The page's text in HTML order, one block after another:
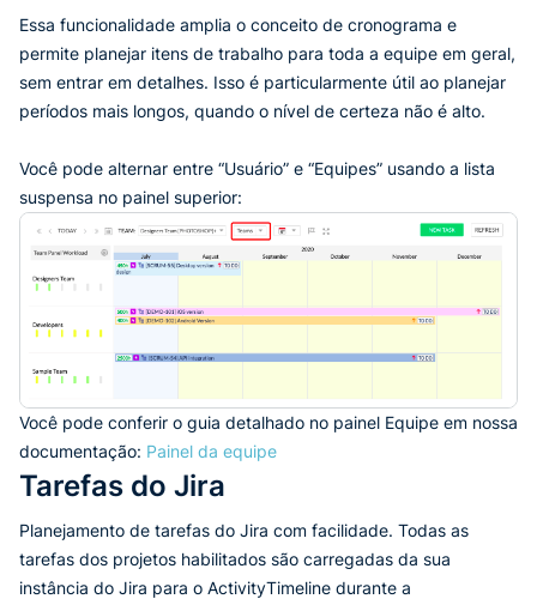
Essa funcionalidade amplia o conceito de cronograma e
permite planejar itens de trabalho para toda a equipe em geral,
sem entrar em detalhes. Isso é particularmente útil ao planejar
períodos mais longos, quando o nível de certeza não é alto.
Você pode alternar entre “Usuário” e “Equipes” usando a lista
suspensa no painel superior:
Você pode conferir o guia detalhado no painel Equipe em nossa
documentação: Painel da equipe
Tarefas do Jira
Planejamento de tarefas do Jira com facilidade. Todas as
tarefas dos projetos habilitados são carregadas da sua
instância do Jira para o ActivityTimeline durante a